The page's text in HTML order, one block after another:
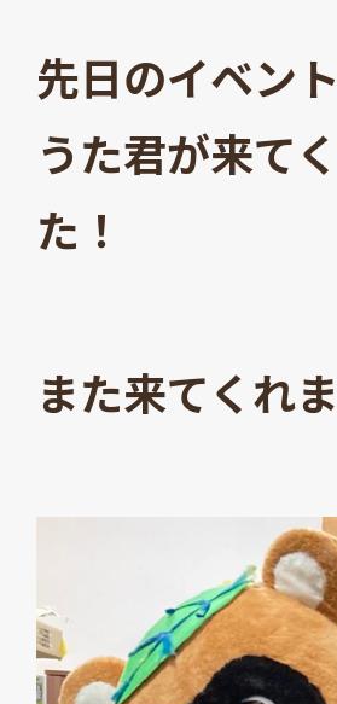
先日のイベン
うた君が来て
た！
また来てくれ